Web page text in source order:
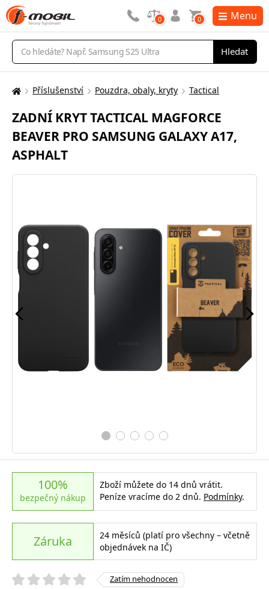
Vyhledávání
Hledat
0 0 Menu
Zde
nacházíte:
Příslušenství Pouzdra, obaly, kryty Tactical
ZADNÍ KRYT TACTICAL MAGFORCE
BEAVER PRO SAMSUNG GALAXY A17,
ASPHALT
100%
bezpečný nákup
Zboží můžete do 14 dnů vrátit.
Peníze vracíme do 2 dnů. Podmínky.
Záruka
24 měsíců (platí pro všechny – včetně
objednávek na IČ)
Zatím nehodnocen